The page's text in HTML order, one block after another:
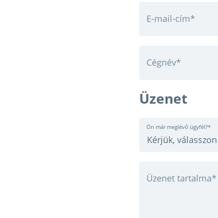
E-mail-cím*
Cégnév*
Üzenet
Ön már meglévő ügyfél?*
Üzenet tartalma*